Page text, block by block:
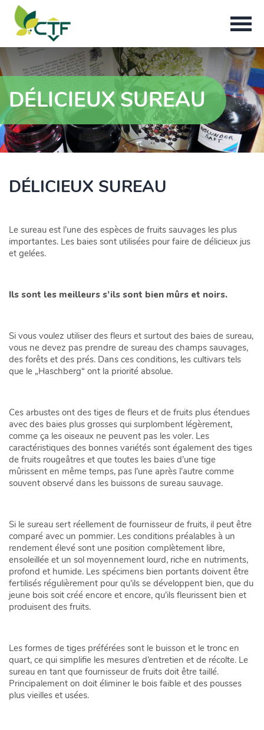
DÉLICIEUX SUREAU
DÉLICIEUX SUREAU
Le sureau est l’une des espèces de fruits sauvages les plus
importantes. Les baies sont utilisées pour faire de délicieux jus
et gelées.
Ils sont les meilleurs s’ils sont bien mûrs et noirs.
Si vous voulez utiliser des fleurs et surtout des baies de sureau,
vous ne devez pas prendre de sureau des champs sauvages,
des forêts et des prés. Dans ces conditions, les cultivars tels
que le „Haschberg“ ont la priorité absolue.
Ces arbustes ont des tiges de fleurs et de fruits plus étendues
avec des baies plus grosses qui surplombent légèrement,
comme ça les oiseaux ne peuvent pas les voler. Les
caractéristiques des bonnes variétés sont également des tiges
de fruits rougeâtres et que toutes les baies d’une tige
mûrissent en même temps, pas l’une après l’autre comme
souvent observé dans les buissons de sureau sauvage.
Si le sureau sert réellement de fournisseur de fruits, il peut être
comparé avec un pommier. Les conditions préalables à un
rendement élevé sont une position complètement libre,
ensoleillée et un sol moyennement lourd, riche en nutriments,
profond et humide. Les spécimens bien portants doivent être
fertilisés régulièrement pour qu’ils se développent bien, que du
jeune bois soit créé encore et encore, qu’ils fleurissent bien et
produisent des fruits.
Les formes de tiges préférées sont le buisson et le tronc en
quart, ce qui simplifie les mesures d’entretien et de récolte. Le
sureau en tant que fournisseur de fruits doit être taillé.
Principalement on doit éliminer le bois faible et des pousses
plus vieilles et usées.